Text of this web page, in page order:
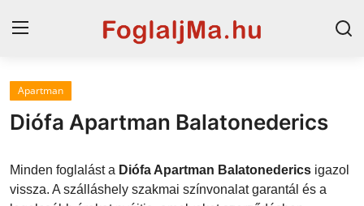
Horvát tengerpart
Magyarország
Szállások a Balatonon
Apartman
Diófa Apartman Balatonederics
Minden foglalást a Diófa Apartman Balatonederics igazol
vissza. A szálláshely szakmai színvonalat garantál és a